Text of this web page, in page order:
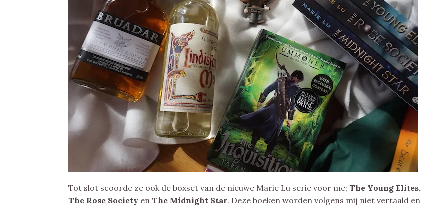
Tot slot scoorde ze ook de boxset van de nieuwe Marie Lu serie voor me; The Young Elites,
The Rose Society en The Midnight Star. Deze boeken worden volgens mij niet vertaald en